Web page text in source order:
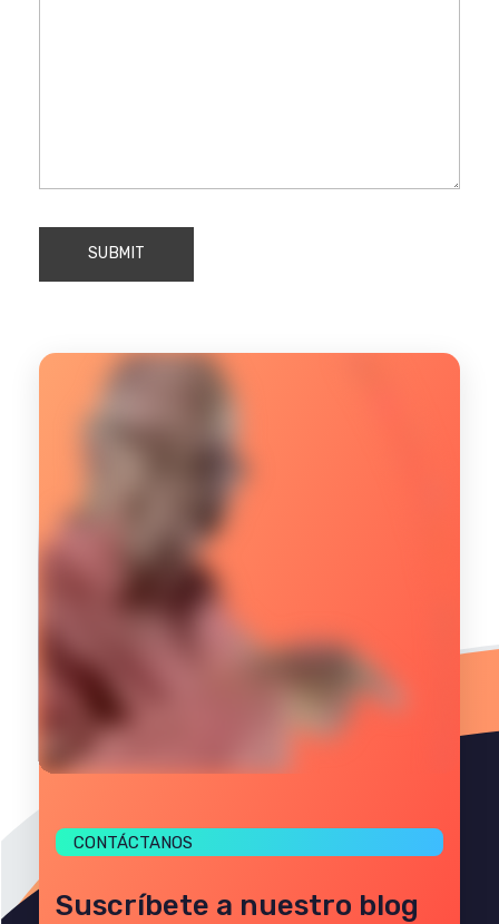
CONTÁCTANOS
Suscríbete a nuestro blog